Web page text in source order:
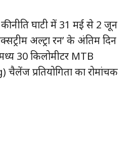
नीति घाटी में 31 मई से 2 जून
अल्ट्रा रन’ के अंतिम दिन
30 किलोमीटर MTB
प्रतियोगिता का रोमांचक